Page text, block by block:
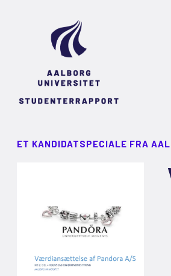
ET KANDIDATSPECIALE FRA